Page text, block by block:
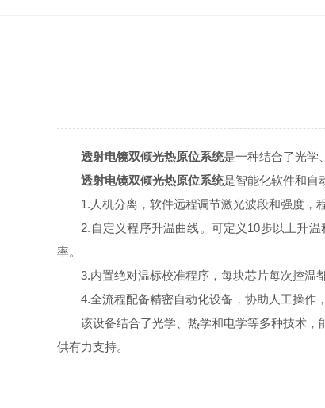
透射电镜双倾光热原位系统是一种结合了光学
透射电镜双倾光热原位系统是智能化软件和自
1.人机分离，软件远程调节激光波段和强度，程
2.自定义程序升温曲线。可定义10步以上升温
率。
3.内置绝对温标校准程序，每块芯片每次控温都
4.全流程配备精密自动化设备，协助人工操作，
该设备结合了光学、热学和电学等多种技术，
供有力支持。